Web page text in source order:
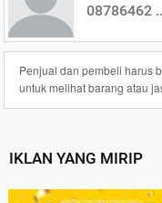
08786462 ..
Penjual dan pembeli harus
untuk melihat barang atau
IKLAN YANG MIRIP